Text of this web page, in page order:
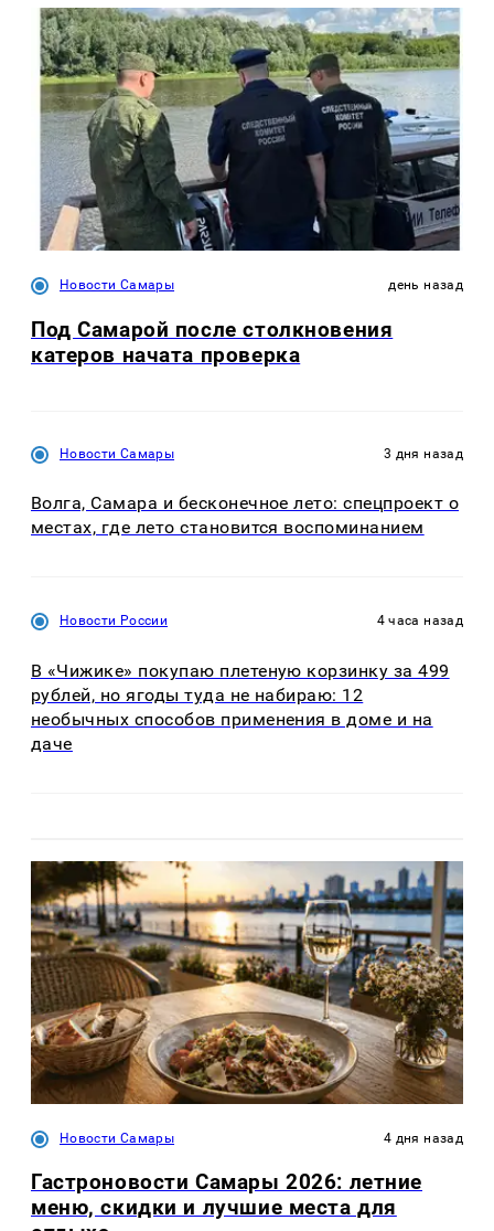
Новости Самары день назад
Под Самарой после столкновения
катеров начата проверка
Новости Самары 3 дня назад
Волга, Самара и бесконечное лето: спецпроект о
местах, где лето становится воспоминанием
Новости России 4 часа назад
В «Чижике» покупаю плетеную корзинку за 499
рублей, но ягоды туда не набираю: 12
необычных способов применения в доме и на
даче
Новости Самары 4 дня назад
Гастроновости Самары 2026: летние
меню, скидки и лучшие места для